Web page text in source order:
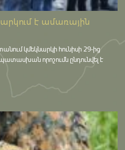
է ամառային
կմեկնարկի հունիսի 29-ից
որոշումն ընդունվել է